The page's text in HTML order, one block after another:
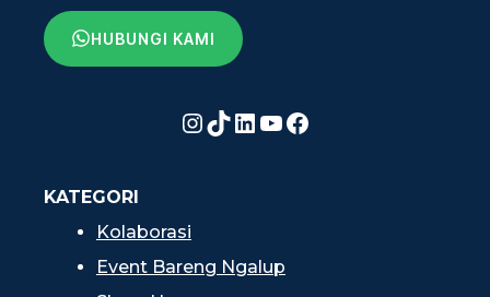
HUBUNGI KAMI
Instagram
TikTok
LinkedIn
YouTube
Facebook
KATEGORI
Kolaborasi
Event Bareng Ngalup